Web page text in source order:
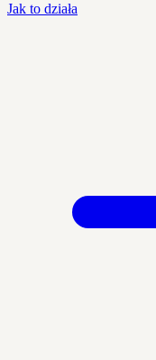
Jak to działa